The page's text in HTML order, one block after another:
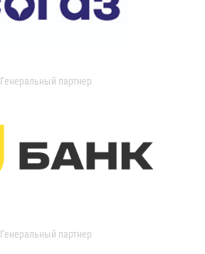
Генеральный партнер
Генеральный партнер